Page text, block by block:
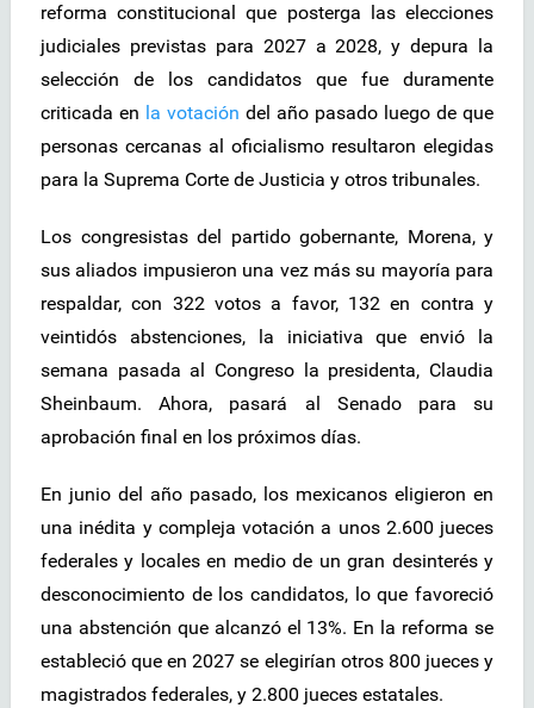
reforma constitucional que posterga las elecciones
judiciales previstas para 2027 a 2028, y depura la
selección de los candidatos que fue duramente
criticada en la votación del año pasado luego de que
personas cercanas al oficialismo resultaron elegidas
para la Suprema Corte de Justicia y otros tribunales.
Los congresistas del partido gobernante, Morena, y
sus aliados impusieron una vez más su mayoría para
respaldar, con 322 votos a favor, 132 en contra y
veintidós abstenciones, la iniciativa que envió la
semana pasada al Congreso la presidenta, Claudia
Sheinbaum. Ahora, pasará al Senado para su
aprobación final en los próximos días.
En junio del año pasado, los mexicanos eligieron en
una inédita y compleja votación a unos 2.600 jueces
federales y locales en medio de un gran desinterés y
desconocimiento de los candidatos, lo que favoreció
una abstención que alcanzó el 13%. En la reforma se
estableció que en 2027 se elegirían otros 800 jueces y
magistrados federales, y 2.800 jueces estatales.